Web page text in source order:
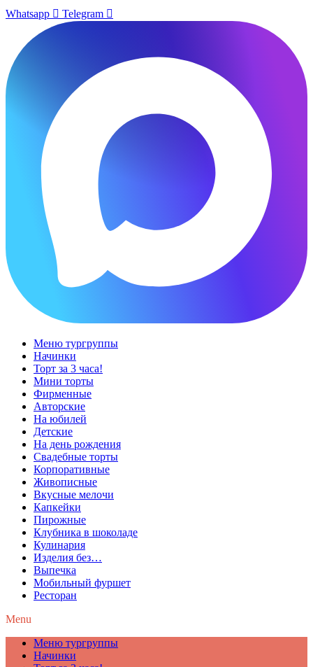
Whatsapp Telegram
Меню тургруппы
Начинки
Торт за 3 часа!
Мини торты
Фирменные
Авторские
На юбилей
Детские
На день рождения
Свадебные торты
Корпоративные
Живописные
Вкусные мелочи
Капкейки
Пирожные
Клубника в шоколаде
Кулинария
Изделия без…
Выпечка
Мобильный фуршет
Ресторан
Menu
Меню тургруппы
Начинки